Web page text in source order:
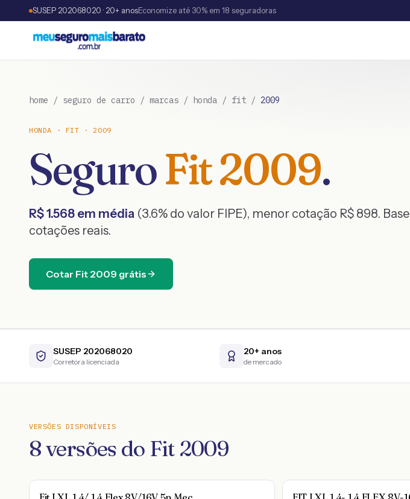
SUSEP 202068020 · 20+ anosEconomize até 30% em 18 seguradoras
home / seguro de carro / marcas / honda / fit / 2009
HONDA · FIT · 2009
SeguroFit2009.
R$1.568 em média (3.6% do valor FIPE), menor cotação R$ 898.
cotações reais.
Cotar Fit 2009 grátis
SUSEP 202068020
Corretora licenciada
20+ anos
de mercado
VERSÕES DISPONÍVEIS
8versões do Fit 2009